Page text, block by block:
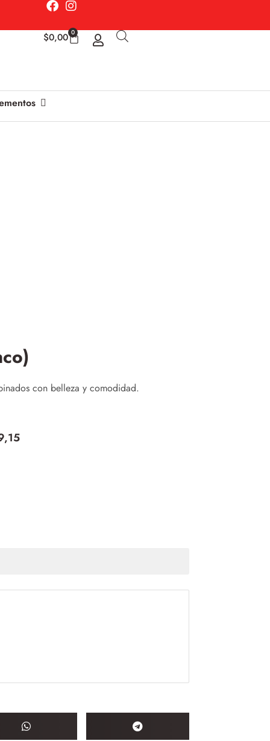
$0,00 0
con belleza y comodidad.